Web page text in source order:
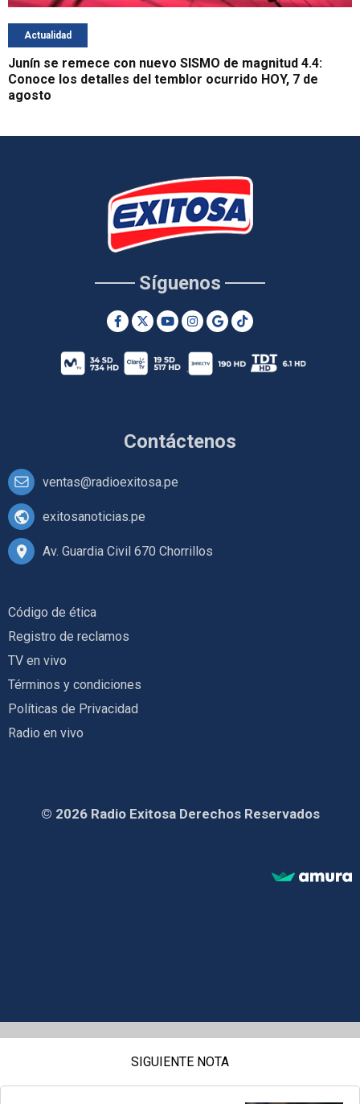
Actualidad
Junín se remece con nuevo SISMO de magnitud 4.4:
Conoce los detalles del temblor ocurrido HOY, 7 de
agosto
Contáctenos
ventas@radioexitosa.pe
exitosanoticias.pe
Av. Guardia Civil 670 Chorrillos
Síguenos
Código de ética
Registro de reclamos
TV en vivo
Términos y condiciones
Políticas de Privacidad
Radio en vivo
© 2026 Radio Exitosa Derechos Reservados
SIGUIENTE NOTA